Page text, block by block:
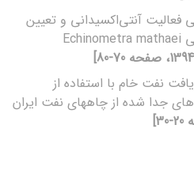
فعالیت آنتی‌اکسیدانی و تعیین
محتوای پلی‌فنلی توتیای‌دریایی Echinometra mathaei
نفت خام با استفاده از
های جدا شده از چاههای نفت ایران